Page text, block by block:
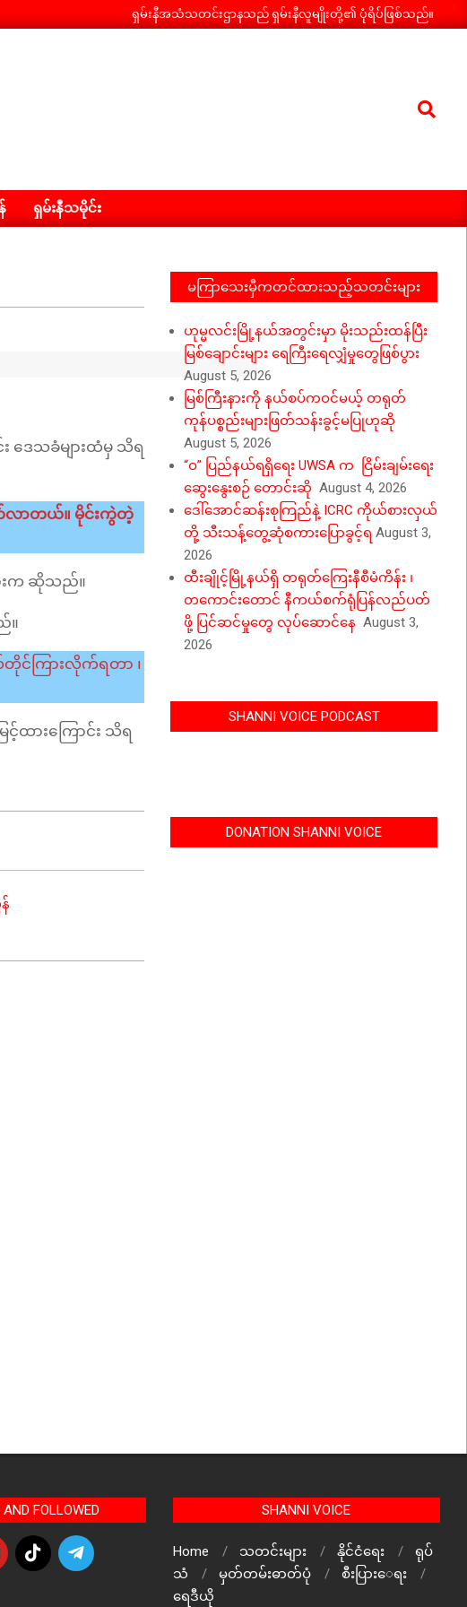
ရှမ်းနီအသံသတင်းဌာနသည် ရှမ်းနီလူမျိုးတို့၏ ပုံရိပ်ဖြစ်သည်။
Search
ရှမ်းနီသမိုင်း
ဒေသခံများထံမှ သိရ
လာတယ်။ မိုင်းကွဲတဲ့
းက ဆိုသည်။
။​
င်ကြားလိုက်ရတာ ၊
င့်ထားကြောင်း သိရ
မကြာသေးမှီကတင်ထားသည့်သတင်းများ
ဟုမ္မလင်းမြို့နယ်အတွင်းမှာ မိုးသည်းထန်ပြီး
မြစ်ချောင်းများ ရေကြီးရေလျှံမှုတွေဖြစ်ပွား
August 5, 2026
မြစ်ကြီးနားကို နယ်စပ်ကဝင်မယ့် တရုတ်
ကုန်ပစ္စည်းများဖြတ်သန်းခွင့်မပြုဟုဆို
August 5, 2026
“ဝ” ပြည်နယ်ရရှိရေး UWSA က ငြိမ်းချမ်းရေး
ဆွေးနွေးစဉ် တောင်းဆို August 4, 2026
ဒေါ်အောင်ဆန်းစုကြည်နဲ့ ICRC ကိုယ်စားလှယ်
တို့ သီးသန့်တွေ့ဆုံစကားပြောခွင့်ရ August 3,
2026
ထီးချိုင့်မြို့နယ်ရှိ တရုတ်ကြေးနီစီမံကိန်း ၊
တကောင်းတောင် နီကယ်စက်ရုံပြန်လည်ပတ်
ဖို့ ပြင်ဆင်မှုတွေ လုပ်ဆောင်နေ August 3,
2026
SHANNI VOICE PODCAST
DONATION SHANNI VOICE
FOLLOWED SHANNI VOICE
Home သတင်းများ နိုင်ငံရေး
ရုပ်
သံ
မှတ်တမ်းဓာတ်ပုံ
စီးပြားေရး
ရေဒီယို